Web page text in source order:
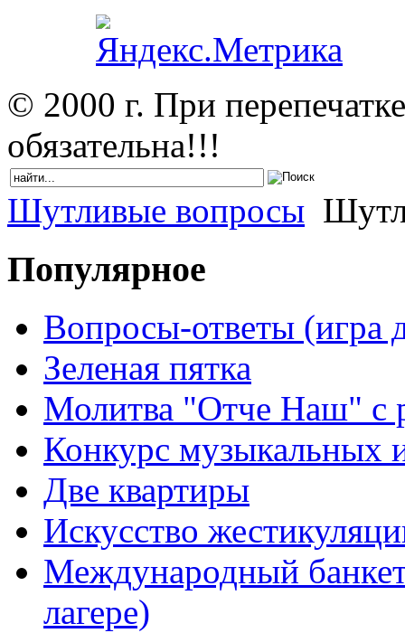
© 2000 г. При
обязательна!!!
Шутливые вопросы
Популярное
Вопросы-ответы (игра
Зеленая пятка
Молитва "Отче Наш" с
Конкурс музыкальных
Две квартиры
Искусство
Международный
лагере)